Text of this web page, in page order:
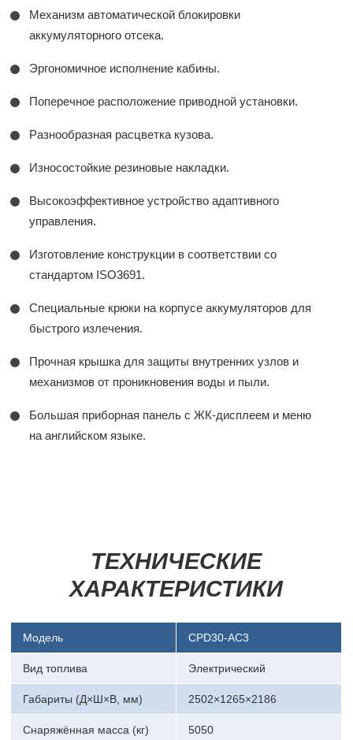
Механизм автоматической блокировки
аккумуляторного отсека.
Эргономичное исполнение кабины.
Поперечное расположение приводной установки.
Разнообразная расцветка кузова.
Износостойкие резиновые накладки.
Высокоэффективное устройство адаптивного
управления.
Изготовление конструкции в соответствии со
стандартом ISO3691.
Специальные крюки на корпусе аккумуляторов для
быстрого излечения.
Прочная крышка для защиты внутренних узлов и
механизмов от проникновения воды и пыли.
Большая приборная панель с ЖК-дисплеем и меню
на английском языке.
ТЕХНИЧЕСКИЕ
ХАРАКТЕРИСТИКИ
Модель CPD30-AC3
Вид топлива Электрический
Габариты (Д×Ш×В, мм) 2502×1265×2186
Снаряжённая масса (кг) 5050